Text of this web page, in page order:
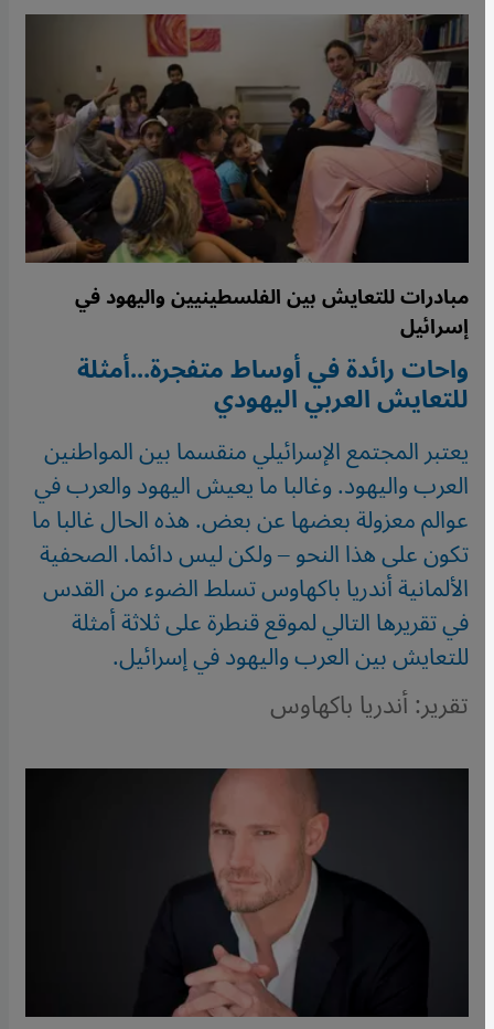
مبادرات للتعايش بين الفلسطينيين واليهود في
إسرائيل
واحات رائدة في أوساط متفجرة...أمثلة
للتعايش العربي اليهودي
يعتبر المجتمع الإسرائيلي منقسما بين المواطنين
العرب واليهود. وغالبا ما يعيش اليهود والعرب في
عوالم معزولة بعضها عن بعض. هذه الحال غالبا ما
تكون على هذا النحو – ولكن ليس دائما. الصحفية
الألمانية أندريا باكهاوس تسلط الضوء من القدس
في تقريرها التالي لموقع قنطرة على ثلاثة أمثلة
للتعايش بين العرب واليهود في إسرائيل.
تقرير: أندريا باكهاوس